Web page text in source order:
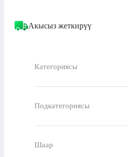
Акысыз жеткирүү
Категориясы
Подкатегориясы
Шаар